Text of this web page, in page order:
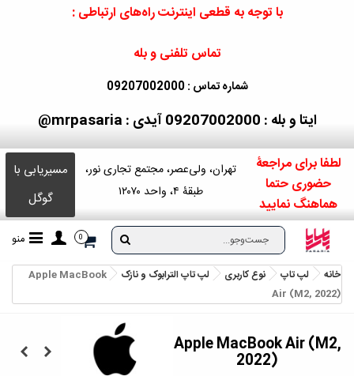
با توجه به قطعی اینترنت راه‌های ارتباطی :
تماس تلفنی و بله
شماره تماس : 09207002000
ایتا و بله : 09207002000 آیدی : mrpasaria@
لطفا برای مراجعۀ
حضوری حتما
هماهنگ نمایید
تهران، ولی‌عصر، مجتمع تجاری نور،
طبقۀ ۴، واحد ۱۲۰۷۰
مسیریابی با
گوگل
0 منو
خانه لپ تاپ نوع کاربری لپ تاپ الترابوک و نازک
Apple MacBook
Air (M2, 2022)
Apple MacBook Air (M2,
2022)